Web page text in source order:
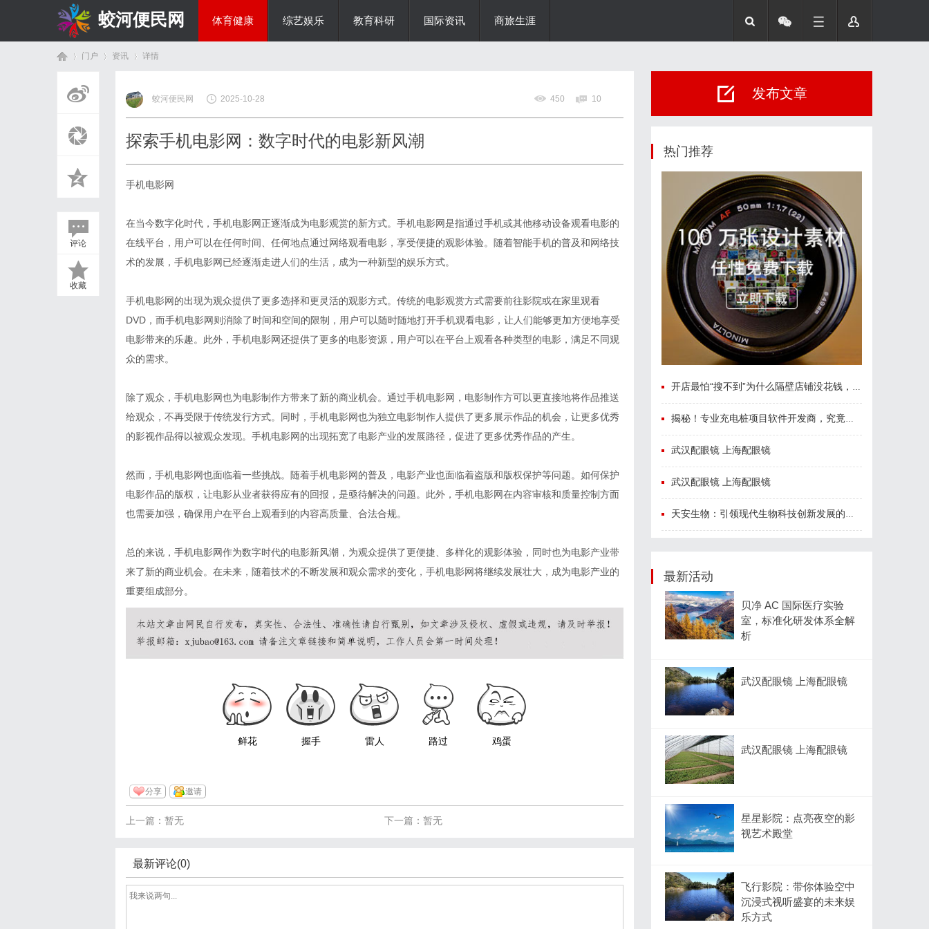
蛟河便民网 体育健康 综艺娱乐 教育科研 国际资讯 商旅生涯
门户 资讯
›
详情
评论
收藏
蛟河便民网 2025-10-28 450 10
探索手机电影网：数字时代的电影新风潮
手机电影网
在当今数字化时代，手机电影网正逐渐成为电影观赏的新方式。手机电影网是指通过手机或其他移动设备观看电影的
在线平台，用户可以在任何时间、任何地点通过网络观看电影，享受便捷的观影体验。随着智能手机的普及和网络技
术的发展，手机电影网已经逐渐走进人们的生活，成为一种新型的娱乐方式。
手机电影网的出现为观众提供了更多选择和更灵活的观影方式。传统的电影观赏方式需要前往影院或在家里观看
DVD，而手机电影网则消除了时间和空间的限制，用户可以随时随地打开手机观看电影，让人们能够更加方便地享受
电影带来的乐趣。此外，手机电影网还提供了更多的电影资源，用户可以在平台上观看各种类型的电影，满足不同观
众的需求。
除了观众，手机电影网也为电影制作方带来了新的商业机会。通过手机电影网，电影制作方可以更直接地将作品推送
给观众，不再受限于传统发行方式。同时，手机电影网也为独立电影制作人提供了更多展示作品的机会，让更多优秀
的影视作品得以被观众发现。手机电影网的出现拓宽了电影产业的发展路径，促进了更多优秀作品的产生。
然而，手机电影网也面临着一些挑战。随着手机电影网的普及，电影产业也面临着盗版和版权保护等问题。如何保护
电影作品的版权，让电影从业者获得应有的回报，是亟待解决的问题。此外，手机电影网在内容审核和质量控制方面
也需要加强，确保用户在平台上观看到的内容高质量、合法合规。
总的来说，手机电影网作为数字时代的电影新风潮，为观众提供了更便捷、多样化的观影体验，同时也为电影产业带
来了新的商业机会。在未来，随着技术的不断发展和观众需求的变化，手机电影网将继续发展壮大，成为电影产业的
重要组成部分。
鲜花 握手 雷人 路过 鸡蛋
分享 邀请
下一篇：暂无
上一篇：暂无
最新评论(0)
发布文章
热门推荐
开店最怕“搜不到”为什么隔壁店铺没花钱，ai却天天给他免费派单？
揭秘！专业充电桩项目软件开发商，究竟藏着哪些行业秘诀？
武汉配眼镜 上海配眼镜
武汉配眼镜 上海配眼镜
天安生物：引领现代生物科技创新发展的先锋企业
最新活动
贝净 AC 国际医疗实验
室，标准化研发体系全解
析
武汉配眼镜 上海配眼镜
武汉配眼镜 上海配眼镜
星星影院：点亮夜空的影
视艺术殿堂
飞行影院：带你体验空中
沉浸式视听盛宴的未来娱
乐方式